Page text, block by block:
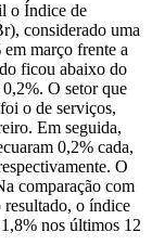
o Índice de
considerado uma
março frente a
ficou abaixo do
O setor que
o de serviços,
Em seguida,
0,2% cada,
O
comparação com
o índice
nos últimos 12